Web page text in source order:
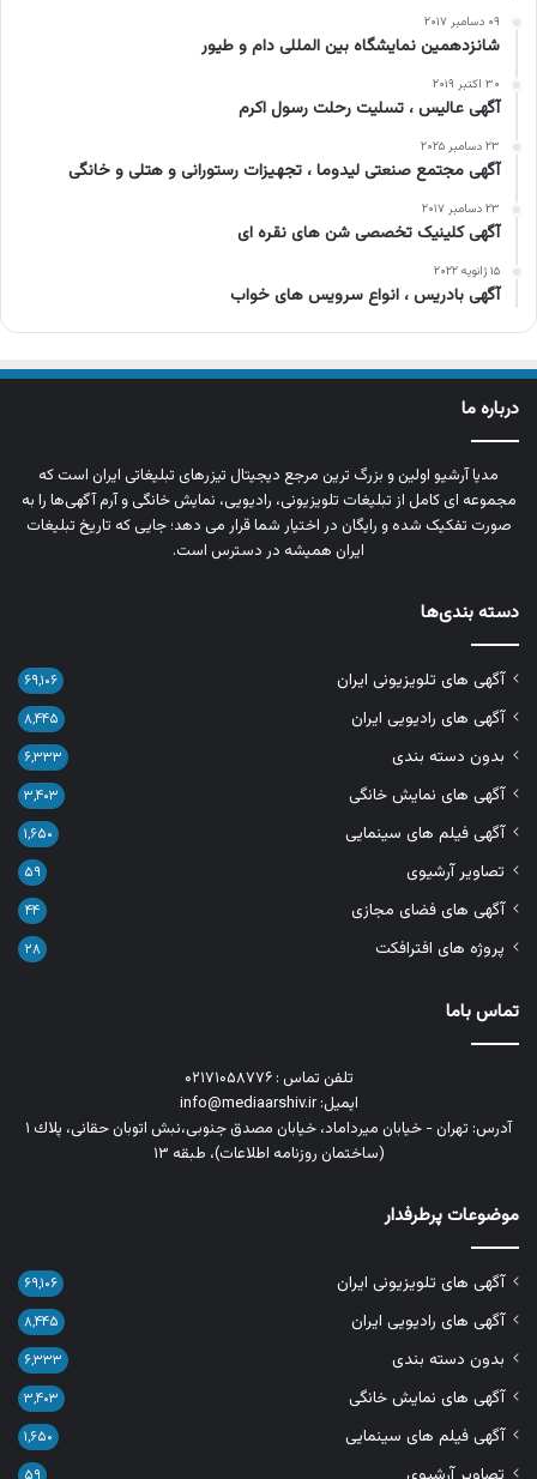
۰۹ دسامبر ۲۰۱۷
شانزدهمین نمایشگاه بین المللی دام و طیور
۳۰ اکتبر ۲۰۱۹
آگهی عالیس ، تسلیت رحلت رسول اکرم
۲۳ دسامبر ۲۰۲۵
آگهی مجتمع صنعتی لیدوما ، تجهیزات رستورانی و هتلی و خانگی
۲۳ دسامبر ۲۰۱۷
آگهی کلینیک تخصصی شن های نقره ای
۱۵ ژانویه ۲۰۲۲
آگهی بادریس ، انواع سرویس های خواب
درباره ما
مدیا آرشیو اولین و بزرگ‌ ترین مرجع دیجیتال تیزرهای تبلیغاتی ایران است که
مجموعه‌ ای کامل از تبلیغات تلویزیونی، رادیویی، نمایش خانگی و آرم‌ آگهی‌ها را به‌
صورت تفکیک‌ شده و رایگان در اختیار شما قرار می‌ دهد؛ جایی که تاریخ تبلیغات
ایران همیشه در دسترس است.
دسته بندی‌ها
آگهی های تلویزیونی ایران ۶۹,۱۰۶
آگهی های رادیویی ایران ۸,۴۴۵
بدون دسته بندی ۶,۳۳۳
آگهی های نمایش خانگی ۳,۴۰۳
آگهی فیلم های سینمایی ۱,۶۵۰
تصاویر آرشیوی ۵۹
آگهی های فضای مجازی ۴۴
پروژه های افترافکت ۲۸
تماس باما
تلفن تماس : ۰۲۱۷۱۰۵۸۷۷۶
ایمیل: info@mediaarshiv.ir
آدرس: تهران - خیابان میرداماد، خیابان مصدق جنوبی،نبش اتوبان حقانی، پلاك ١
(ساختمان روزنامه اطلاعات)، طبقه ۱۳
موضوعات پرطرفدار
آگهی های تلویزیونی ایران ۶۹,۱۰۶
آگهی های رادیویی ایران ۸,۴۴۵
بدون دسته بندی ۶,۳۳۳
آگهی های نمایش خانگی ۳,۴۰۳
آگهی فیلم های سینمایی ۱,۶۵۰